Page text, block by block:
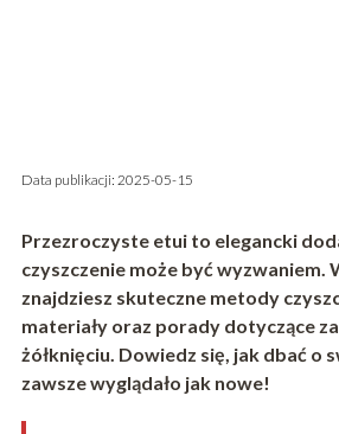
Data publikacji: 2025-05-15
Przezroczyste etui to elegancki
czyszczenie może być wyzwaniem.
znajdziesz skuteczne metody
materiały oraz porady dotyczące
żółknięciu. Dowiedz się, jak dbać o
zawsze wyglądało jak nowe!